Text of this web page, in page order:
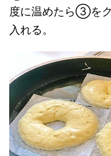
度に温めたら③を
入れる。